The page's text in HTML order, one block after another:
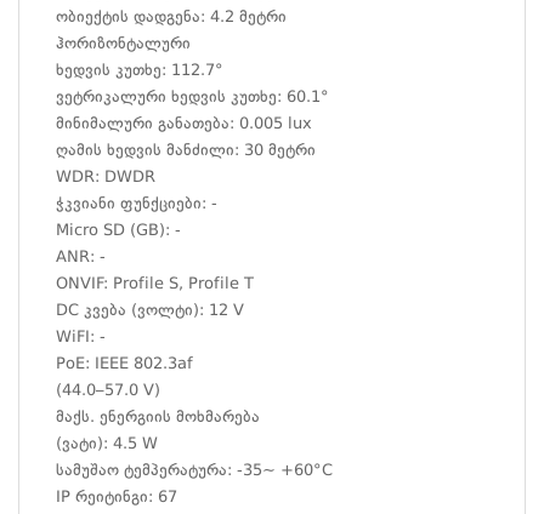
ობიექტის დადგენა: 4.2 მეტრი
ჰორიზონტალური
ხედვის კუთხე: 112.7°
ვეტრიკალური ხედვის კუთხე: 60.1°
მინიმალური განათება: 0.005 lux
ღამის ხედვის მანძილი: 30 მეტრი
WDR: DWDR
ჭკვიანი ფუნქციები: -
Micro SD (GB): -
ANR: -
ONVIF: Profile S, Profile T
DC კვება (ვოლტი): 12 V
WiFI: -
PoE: IEEE 802.3af
(44.0–57.0 V)
მაქს. ენერგიის მოხმარება
(ვატი): 4.5 W
სამუშაო ტემპერატურა: -35~ +60°C
IP რეიტინგი: 67